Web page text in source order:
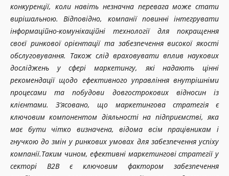
конкуренції, коли навіть незначна перевага може стати
вирішальною. Відповідно, компанії повинні інтегрувати
інформаційно-комунікаційні технології для покращення
своєї ринкової орієнтації та забезпечення високої якості
обслуговування. Також слід враховувати вплив наукових
досліджень у сфері маркетингу, які надають цінні
рекомендації щодо ефективного управління внутрішніми
процесами та побудови довгострокових відносин із
клієнтами.З’ясовано, що маркетингова стратегія є
ключовим компонентом діяльності на підприємстві, яка
має бути чітко визначена, відома всім працівникам і
гнучкою до змін у ринкових умовах для забезпечення успіху
компанії.Таким чином, ефективні маркетингові стратегії у
секторі B2B є ключовим фактором забезпечення